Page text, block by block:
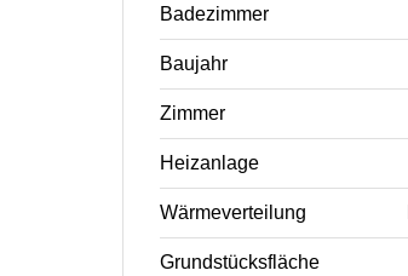
Badezimmer
Baujahr
Zimmer
Heizanlage
Wärmeverteilung
Grundstücksfläche